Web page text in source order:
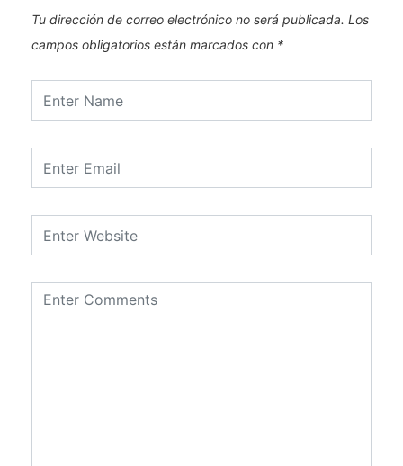
Tu dirección de correo electrónico no será publicada. Los
campos obligatorios están marcados con *